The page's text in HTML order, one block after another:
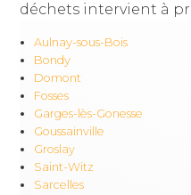
déchets intervient à
Aulnay-sous-Bois
Bondy
Domont
Fosses
Garges-lès-Gonesse
Goussainville
Groslay
Saint-Witz
Sarcelles